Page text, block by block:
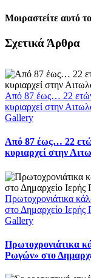
Μοιραστείτε αυτό
Facebook
X
LinkedIn
WhatsApp
Email
Σχετικά Άρθρα
Από 87 έως… 22
κυριαρχεί στην
Gallery
Από 87 έως… 22
κυριαρχεί στην
Πρωτοχρονιάτικα
στο Δημαρχείο
Gallery
Πρωτοχρονιάτικα
Ρωγών» στο